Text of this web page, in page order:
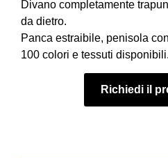
Divano completamente
da dietro.
Panca estraibile, penisola
100 colori e tessuti disponibili.
Richiedi il